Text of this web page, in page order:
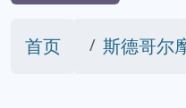
首页 斯德哥尔